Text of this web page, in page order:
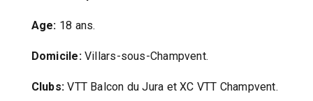
Age: 18 ans.
Domicile:Villars-sous-Champvent.
Clubs: VTT Balcon du Jura et XC VTT Champvent.